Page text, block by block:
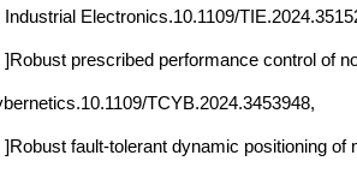
Industrial Electronics.10.1109/
]Robust prescribed performance control of
TCYB.2024.3453948,
]Robust fault-tolerant dynamic positioning